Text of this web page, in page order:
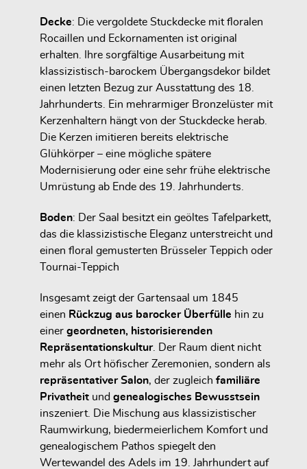
Decke: Die vergoldete Stuckdecke mit floralen
Rocaillen und Eckornamenten ist original
erhalten. Ihre sorgfältige Ausarbeitung mit
klassizistisch-barockem Übergangsdekor bildet
einen letzten Bezug zur Ausstattung des 18.
Jahrhunderts. Ein mehrarmiger Bronzelüster mit
Kerzenhaltern hängt von der Stuckdecke herab.
Die Kerzen imitieren bereits elektrische
Glühkörper – eine mögliche spätere
Modernisierung oder eine sehr frühe elektrische
Umrüstung ab Ende des 19. Jahrhunderts.
Boden:
Der Saal besitzt ein geöltes Tafelparkett,
das die klassizistische Eleganz unterstreicht und
einen floral gemusterten Brüsseler Teppich oder
Tournai-Teppich
Insgesamt zeigt der Gartensaal um 1845
einen Rückzug aus barocker Überfülle hin zu
einer geordneten, historisierenden
Repräsentationskultur. Der Raum dient nicht
mehr als Ort höfischer Zeremonien, sondern als
repräsentativer Salon, der zugleich familiäre
Privatheit und genealogisches Bewusstsein
inszeniert. Die Mischung aus klassizistischer
Raumwirkung, biedermeierlichem Komfort und
genealogischem Pathos spiegelt den
Wertewandel des Adels im 19. Jahrhundert auf